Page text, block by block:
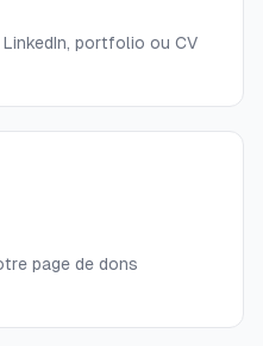
portfolio ou CV
page de dons